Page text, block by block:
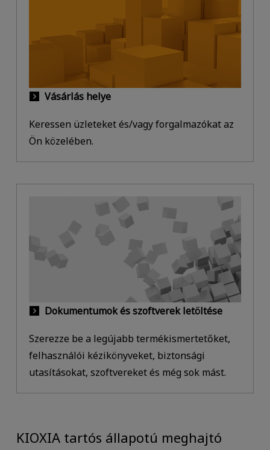
Vásárlás helye
Keressen üzleteket és/vagy forgalmazókat az
Ön közelében.
Dokumentumok és szoftverek letöltése
Szerezze be a legújabb termékismertetőket,
felhasználói kézikönyveket, biztonsági
utasításokat, szoftvereket és még sok mást.
KIOXIA tartós állapotú meghajtó